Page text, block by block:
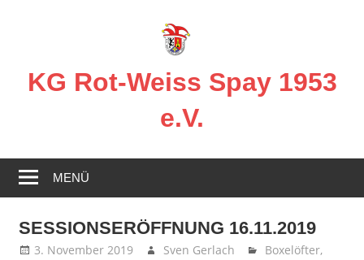
KG Rot-Weiss Spay 1953
e.V.
in
Spay!
MENÜ
SESSIONSERÖFFNUNG 16.11.2019
3. November 2019 Sven Gerlach Boxelöfter,